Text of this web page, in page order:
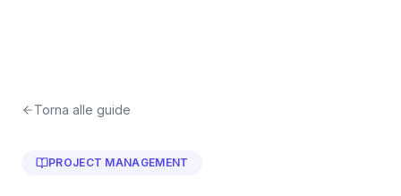
Torna alle guide
PROJECT MANAGEMENT